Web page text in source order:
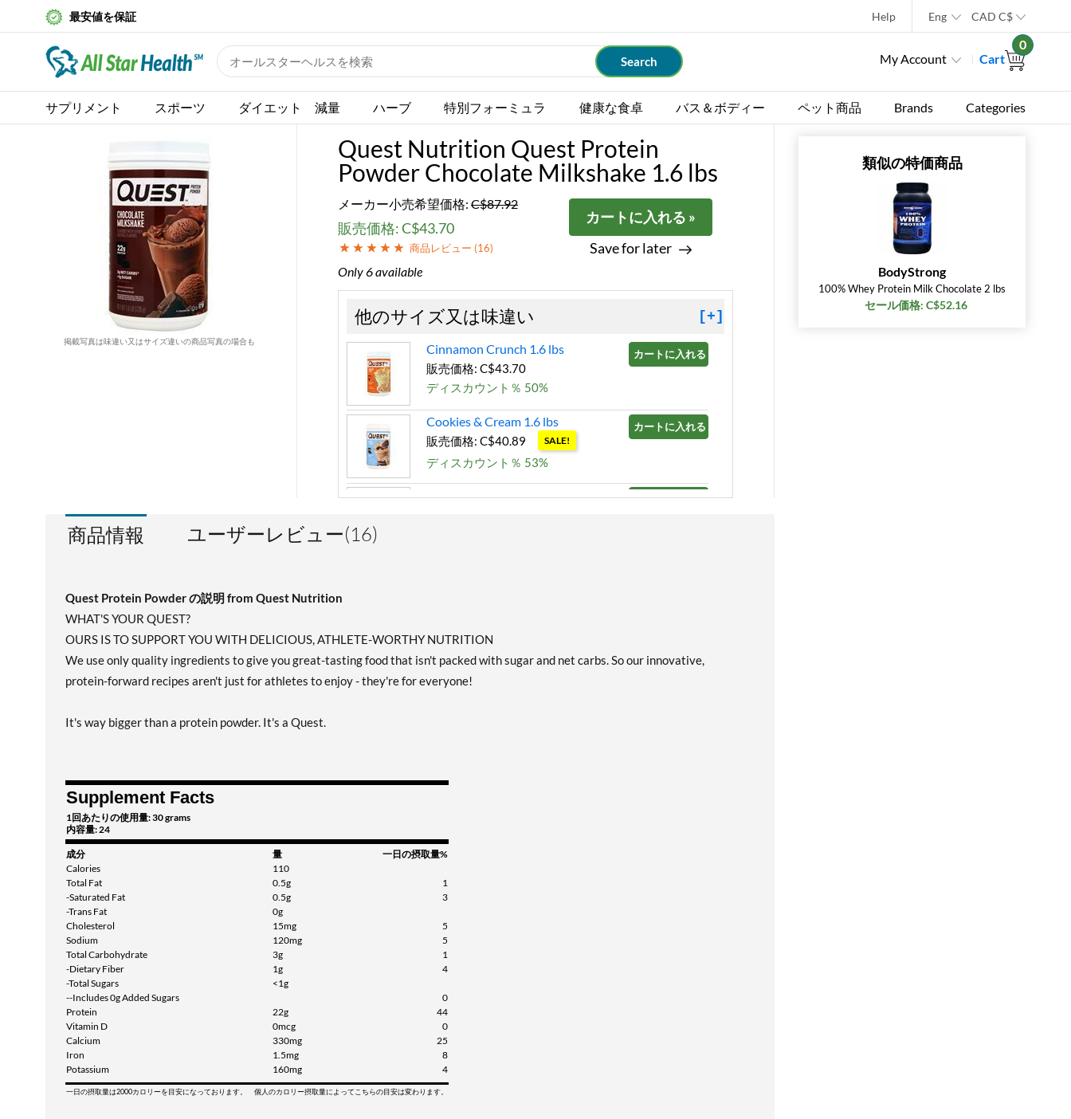
最安値を保証 Help Eng CAD C$
My Account Cart
0
サプリメント スポーツ ダイエット 減量 ハーブ 特別フォーミュラ 健康な食卓 バス＆ボディー ペット商品 Brands Categories
掲載写真は味違い又はサイズ違いの商品写真の場合も
Quest Nutrition Quest Protein
Powder Chocolate Milkshake 1.6 lbs
メーカー小売希望価格: C$87.92
販売価格: C$43.70
商品レビュー (16)
Only 6 available
カートに入れる »
Save for later
他のサイズ又は味違い [+]
Cinnamon Crunch 1.6 lbs
販売価格: C$43.70
ディスカウント％ 50%
カートに入れる »
Cookies & Cream 1.6 lbs
販売価格: C$40.89 SALE!
ディスカウント％ 53%
カートに入れる »
Peanut Butter 3 lbs カートに入れる »
類似の特価商品
BodyStrong
100% Whey Protein Milk Chocolate 2 lbs
セール価格: C$52.16
商品情報 ユーザーレビュー(16)
Quest Protein Powder の説明 from Quest Nutrition
WHAT'S YOUR QUEST?
OURS IS TO SUPPORT YOU WITH DELICIOUS, ATHLETE-WORTHY NUTRITION
We use only quality ingredients to give you great-tasting food that isn't packed with sugar and net carbs. So our innovative,
protein-forward recipes aren't just for athletes to enjoy - they're for everyone!
It's way bigger than a protein powder. It's a Quest.
Supplement Facts
1回あたりの使用量: 30 grams
内容量: 24
成分 量
一日の摂取量%
Calories
110
Total Fat
0.5g
1
-Saturated Fat
0.5g
3
-Trans Fat
0g
Cholesterol
15mg
5
Sodium
120mg
5
Total Carbohydrate
3g
1
-Dietary Fiber
1g
4
-Total Sugars
<1g
--Includes 0g Added Sugars
0
Protein
22g
44
Vitamin D
0mcg
0
Calcium
330mg
25
Iron
1.5mg
8
Potassium
160mg 4
一日の摂取量は2000カロリーを目安になっております。 個人のカロリー摂取量によってこちらの目安は変わります。